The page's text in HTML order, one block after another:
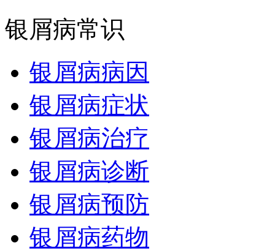
银屑病常识
银屑病病因
银屑病症状
银屑病治疗
银屑病诊断
银屑病预防
银屑病药物